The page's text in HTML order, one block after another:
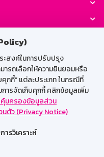
ะสงค์ในการปรับปรุง
รถเลือกให้ความยินยอมหรือ
กกี้” แต่ละประเภท ในกรณีที่
การจัดเก็บคุกกี้ คลิกข้อมูลเพิ่ม
คุ้มครองข้อมูลส่วน
นตัว (Privacy Notice)
รวิเคราะห์
าน
M-Search
เมล